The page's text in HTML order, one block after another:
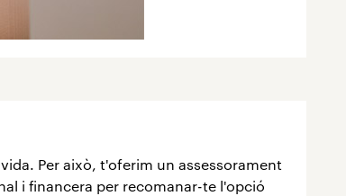
Per això, t'oferim un assessorament
i financera per recomanar-te l'opció